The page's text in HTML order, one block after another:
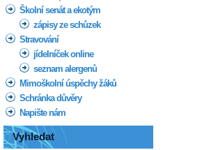
Školní senát a ekotým
zápisy ze schůzek
Stravování
jídelníček online
seznam alergenů
Mimoškolní úspěchy žáků
Schránka důvěry
Napište nám
Vyhledat